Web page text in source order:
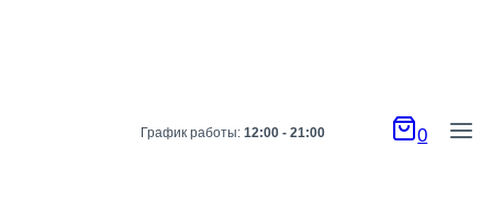
График работы:12:00 - 21:00 0